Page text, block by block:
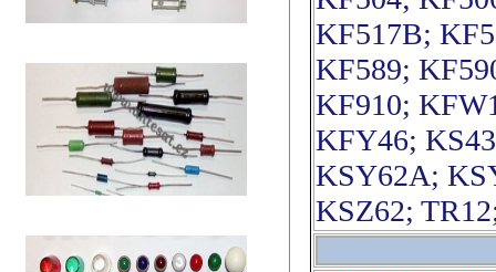
KF517B;
KF589;
KF910;
KFY46;
KSY62A;
KSZ62;